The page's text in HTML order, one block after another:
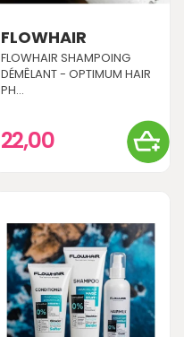
FLOWHAIR
FLOWHAIR SHAMPOING
DÉMÊLANT - OPTIMUM HAIR
PH...
22,00